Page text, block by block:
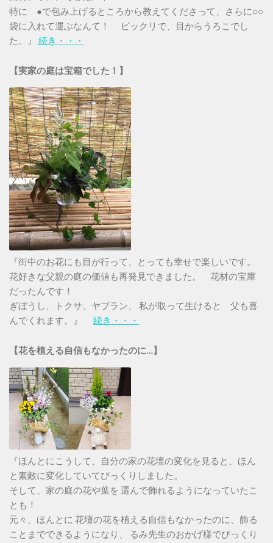
特に ●で包み上げるところから教えてくださって、さらに○○
袋に入れて運ぶなんて！ ビックリで、目からうろこでし
た。』 続き・・・
【実家の庭は宝箱でした！】
『街中のお花にも目が行って、とっても幸せで楽しいです。
花好きな父親の庭の価値も再発見できました。 花材の宝庫
だったんです！
ぎぼうし、トクサ、ヤブラン、 私が取って生けると 父も喜
んでくれます。』 続き・・・
【花を植える自信もなかったのに…】
『ほんとにこうして、自分の家の花壇の変化を見ると、ほん
と素敵に変化していてびっくりしました。
そして、家の庭の花や葉を 選んで飾れるようになっていたこ
とも！
元々、ほんとに 花壇の花を植える自信もなかったのに、飾る
ことまでできるようになり、 るみ先生のおかげ様でびっくり